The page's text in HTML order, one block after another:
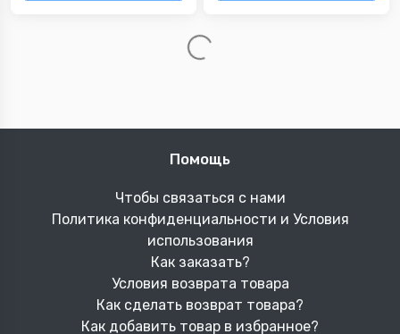
armonika Бордовое платье
807 отзыв(ов)
В корзину
armonika женская Экрю,
Чё...
300.8
В корзину